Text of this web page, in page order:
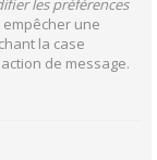
les préférences
une
la case
de message.